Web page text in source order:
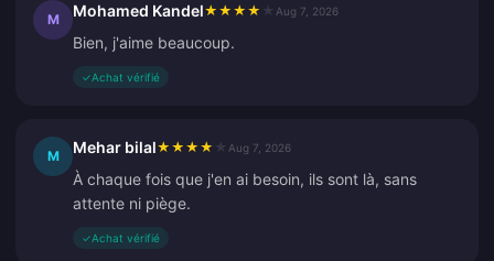
M Mohamed Kandel★ ★ ★ ★ Aug 7, 2026
Bien, j'aime beaucoup.
✓Achat vérifié
M Mehar bilal★ ★ ★ ★ Aug 7, 2026
À chaque fois que j'en ai besoin, ils sont là, sans
attente ni piège.
✓Achat vérifié